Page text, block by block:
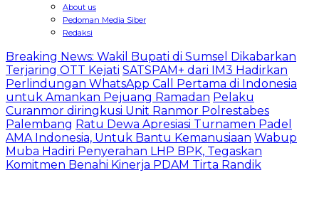
About us
Pedoman Media Siber
Redaksi
Breaking News: Wakil Bupati di Sumsel Dikabarkan
Terjaring OTT Kejati SATSPAM+ dari IM3 Hadirkan
Perlindungan WhatsApp Call Pertama di Indonesia
untuk Amankan Pejuang Ramadan Pelaku
Curanmor diringkusi Unit Ranmor Polrestabes
Palembang Ratu Dewa Apresiasi Turnamen Padel
AMA Indonesia, Untuk Bantu Kemanusiaan Wabup
Muba Hadiri Penyerahan LHP BPK, Tegaskan
Komitmen Benahi Kinerja PDAM Tirta Randik